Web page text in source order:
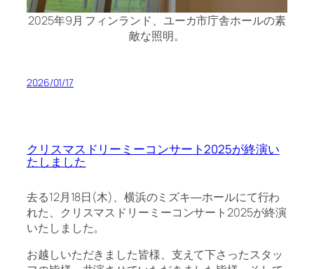
2025年9月 フィンランド、ユーカ市庁舎ホールの素
敵な照明。
2026/01/17
クリスマスドリーミーコンサート2025が終演い
たしました
去る12月18日(木)、横浜のミズキ―ホールにて行わ
れた、クリスマスドリーミーコンサート2025が終演
いたしました。
お越しいただきました皆様、支えて下さったスタッ